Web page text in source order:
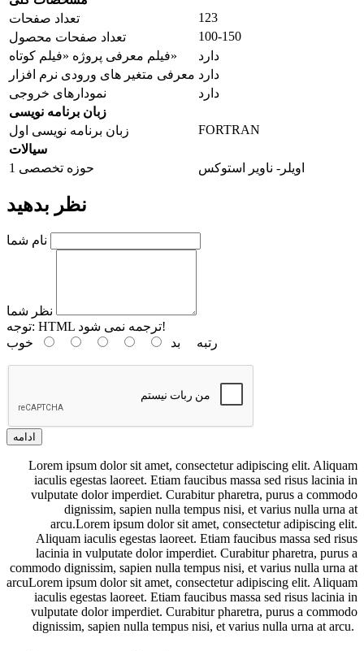
تعداد صفحات
123
تعداد صفحات محصول
100-150
فیلم معرفی پروژه «فیلم کوتاه»
دارد
معرفی متغیر های ورودی نرم افزار دارد
نمودارهای خروجی
دارد
زبان برنامه نویسی
زبان برنامه نویسی اول
FORTRAN
سیالات
حوزه تخصصی 1
اویلر- ناویر استوکس
نظر بدهید
نام شما
نظر شما
توجه:
HTML ترجمه نمی شود!
رتبه بد خوب
ادامه
Lorem ipsum dolor sit amet, consectetur adipiscing elit. Aliquam
iaculis egestas laoreet. Etiam faucibus massa sed risus lacinia in
vulputate dolor imperdiet. Curabitur pharetra, purus a commodo
dignissim, sapien nulla tempus nisi, et varius nulla urna at
arcu.Lorem ipsum dolor sit amet, consectetur adipiscing elit.
Aliquam iaculis egestas laoreet. Etiam faucibus massa sed risus
lacinia in vulputate dolor imperdiet. Curabitur pharetra, purus a
commodo dignissim, sapien nulla tempus nisi, et varius nulla urna at
arcuLorem ipsum dolor sit amet, consectetur adipiscing elit. Aliquam
iaculis egestas laoreet. Etiam faucibus massa sed risus lacinia in
vulputate dolor imperdiet. Curabitur pharetra, purus a commodo
dignissim, sapien nulla tempus nisi, et varius nulla urna at arcu.